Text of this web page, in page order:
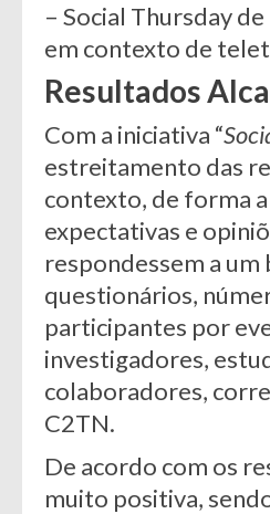
– Social Thursday
em contexto de
Resultados
Com a iniciativa “
estreitamento das
contexto, de forma
expectativas e
respondessem a
questionários,
participantes por
investigadores,
colaboradores,
C2TN.
De acordo com os
muito positiva,